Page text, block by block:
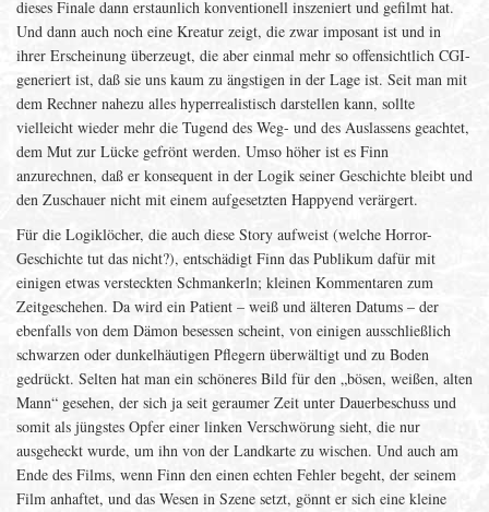
dieses Finale dann erstaunlich konventionell inszeniert und gefilmt hat.
Und dann auch noch eine Kreatur zeigt, die zwar imposant ist und in
ihrer Erscheinung überzeugt, die aber einmal mehr so offensichtlich CGI-
generiert ist, daß sie uns kaum zu ängstigen in der Lage ist. Seit man mit
dem Rechner nahezu alles hyperrealistisch darstellen kann, sollte
vielleicht wieder mehr die Tugend des Weg- und des Auslassens geachtet,
dem Mut zur Lücke gefrönt werden. Umso höher ist es Finn
anzurechnen, daß er konsequent in der Logik seiner Geschichte bleibt und
den Zuschauer nicht mit einem aufgesetzten Happyend verärgert.
Für die Logiklöcher, die auch diese Story aufweist (welche Horror-
Geschichte tut das nicht?), entschädigt Finn das Publikum dafür mit
einigen etwas versteckten Schmankerln; kleinen Kommentaren zum
Zeitgeschehen. Da wird ein Patient – weiß und älteren Datums – der
ebenfalls von dem Dämon besessen scheint, von einigen ausschließlich
schwarzen oder dunkelhäutigen Pflegern überwältigt und zu Boden
gedrückt. Selten hat man ein schöneres Bild für den „bösen, weißen, alten
Mann“ gesehen, der sich ja seit geraumer Zeit unter Dauerbeschuss und
somit als jüngstes Opfer einer linken Verschwörung sieht, die nur
ausgeheckt wurde, um ihn von der Landkarte zu wischen. Und auch am
Ende des Films, wenn Finn den einen echten Fehler begeht, der seinem
Film anhaftet, und das Wesen in Szene setzt, gönnt er sich eine kleine